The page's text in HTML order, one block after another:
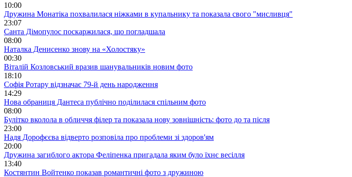
10:00
Дружина Монатіка похвалилася ніжками в купальнику та показала свого "мисливця"
23:07
Санта Дімопулос поскаржилася, що погладшала
08:00
Наталка Денисенко знову на «Холостяку»
00:30
Віталій Козловський вразив шанувальників новим фото
18:10
Софія Ротару відзначає 79-й день народження
14:29
Нова обраниця Дантеса публічно поділилася спільним фото
08:00
Булітко вколола в обличчя філер та показала нову зовнішність: фото до та після
23:00
Надя Дорофєєва відверто розповіла про проблеми зі здоров'ям
20:00
Дружина загиблого актора Феліпенка пригадала яким було їхнє весілля
13:40
Костянтин Войтенко показав романтичні фото з дружиною